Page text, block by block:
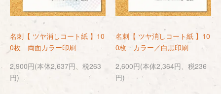
名刺【 ツヤ消しコート紙 】10
0枚 両面カラー印刷
2,900円(本体2,637円、税263
円)
名刺【 ツヤ消しコート紙 】10
0枚 カラー／白黒印刷
2,600円(本体2,364円、税236
円)